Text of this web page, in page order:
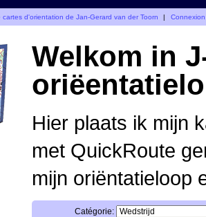
d'orientation de Jan-Gerard van der Toorn | Connexion
Welkom in
Hier plaats ik mijn
met QuickRoute
mijn oriëntatieloop
Catégorie: